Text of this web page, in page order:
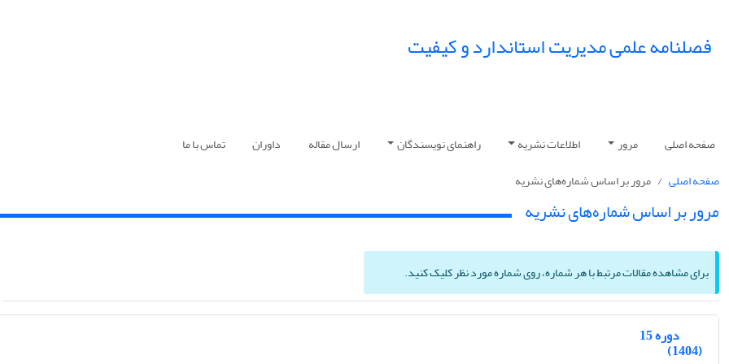
فصلنامه علمی مدیریت استاندارد و کیفیت
صفحه اصلی مرور اطلاعات نشریه راهنمای نویسندگان ارسال مقاله داوران
تماس با ما
صفحه اصلی
مرور بر اساس شماره‌های نشریه
مرور بر اساس شماره‌های نشریه
برای مشاهده مقالات مرتبط با هر شماره، روی شماره مورد نظر کلیک کنید.
دوره 15
(1404)